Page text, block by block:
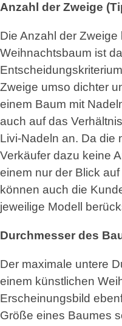
Anzahl der Zweige
Die Anzahl der
Weihnachtsbaum ist
Zweige umso dichter
einem Baum mit
auch auf das
Livi-Nadeln an. Da die
Verkäufer dazu keine
einem nur der Blick
können auch die
jeweilige Modell
Durchmesser des
Der maximale untere
einem künstlichen
Erscheinungsbild
Größe eines Baumes